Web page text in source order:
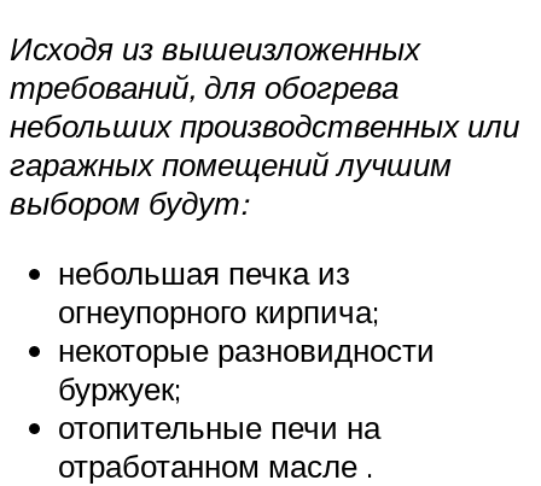
Исходя из вышеизложенных
требований, для обогрева
небольших производственных или
гаражных помещений лучшим
выбором будут:
небольшая печка из
огнеупорного кирпича;
некоторые разновидности
буржуек;
отопительные печи на
отработанном масле .